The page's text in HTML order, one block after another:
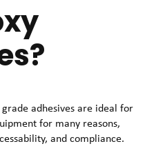
adhesives are ideal for
for many reasons,
and compliance.